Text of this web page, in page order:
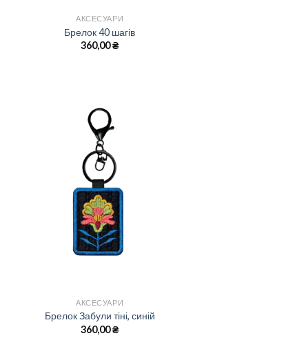
АКСЕСУАРИ
Брелок 40 шагів
360,00₴
АКСЕСУАРИ
Брелок Забули тіні, синій
360,00₴